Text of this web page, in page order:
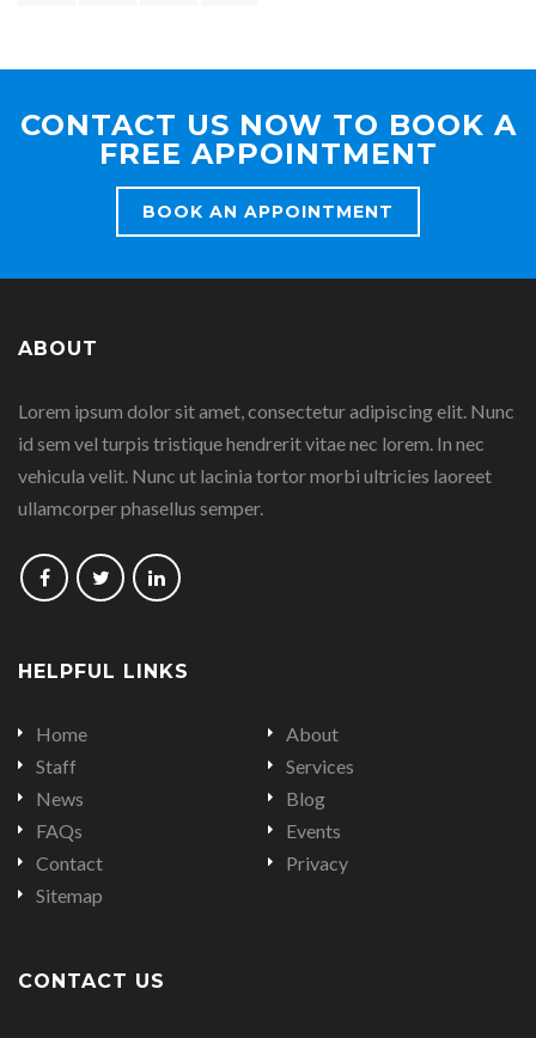
Facebook
on
Google
on
Linkedin
on
Twitter
CONTACT US NOW TO BOOK A
FREE APPOINTMENT
BOOK AN APPOINTMENT
ABOUT
Lorem ipsum dolor sit amet, consectetur adipiscing elit. Nunc
id sem vel turpis tristique hendrerit vitae nec lorem. In nec
vehicula velit. Nunc ut lacinia tortor morbi ultricies laoreet
ullamcorper phasellus semper.
Follow
on
Follow
on
Follow
on
HELPFUL LINKS
Home
About
Staff
Services
News
Blog
FAQs
Events
Contact
Privacy
Sitemap
CONTACT US